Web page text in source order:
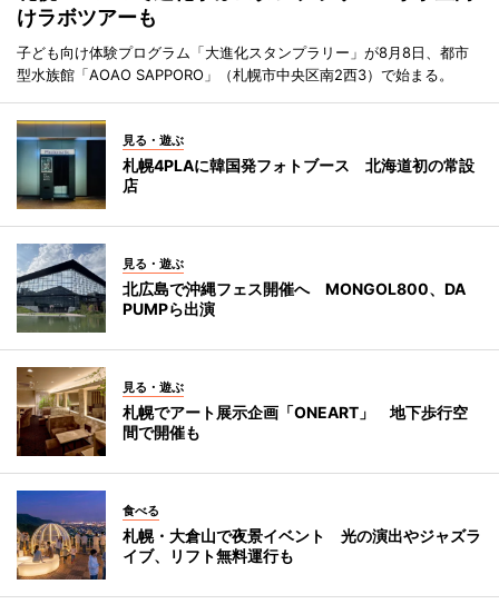
けラボツアーも
子ども向け体験プログラム「大進化スタンプラリー」が8月8日、都市
型水族館「AOAO SAPPORO」（札幌市中央区南2西3）で始まる。
見る・遊ぶ
札幌4PLAに韓国発フォトブース 北海道初の常設
店
見る・遊ぶ
北広島で沖縄フェス開催へ MONGOL800、DA
PUMPら出演
見る・遊ぶ
札幌でアート展示企画「ONEART」 地下歩行空
間で開催も
食べる
札幌・大倉山で夜景イベント 光の演出やジャズラ
イブ、リフト無料運行も